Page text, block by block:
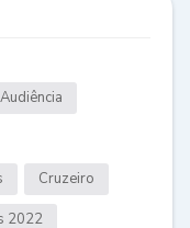
Audiência
Cruzeiro
2022